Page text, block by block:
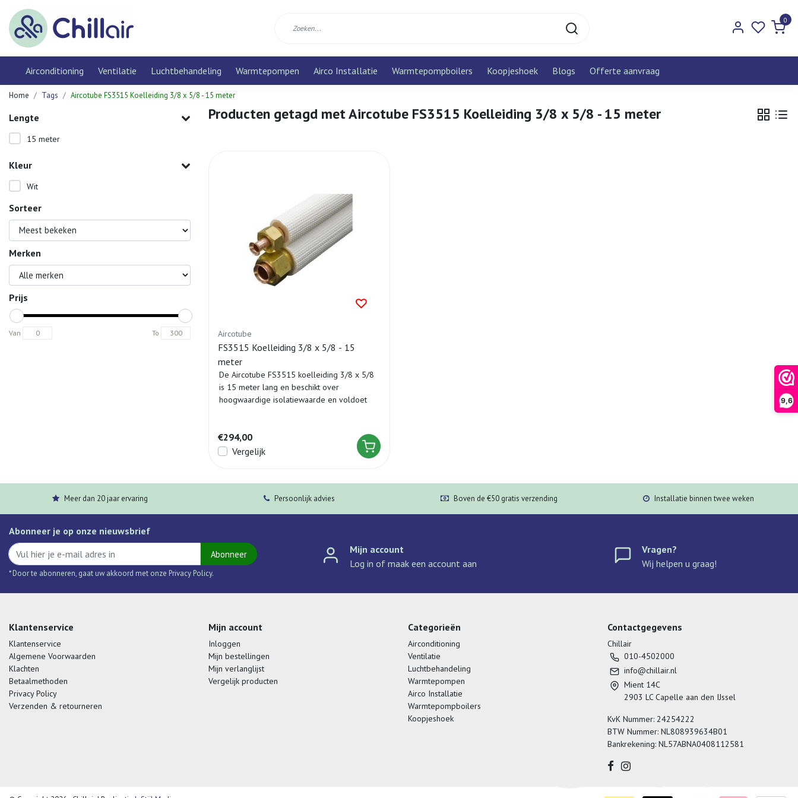
9,6
0
Airconditioning Ventilatie Luchtbehandeling Warmtepompen Airco Installatie Warmtepompboilers Koopjeshoek Blogs Offerte aanvraag
Home Tags Aircotube FS3515 Koelleiding 3/8 x 5/8 - 15 meter
Lengte
15 meter
Kleur
Wit
Sorteer
Merken
Prijs
Van To
Producten getagd met Aircotube FS3515 Koelleiding 3/8 x 5/8 - 15 meter
Aircotube
FS3515 Koelleiding 3/8 x 5/8 - 15
meter
De Aircotube FS3515 koelleiding 3/8 x 5/8
is 15 meter lang en beschikt over
hoogwaardige isolatiewaarde en voldoet
€294,00
Vergelijk
Meer dan 20 jaar ervaring Persoonlijk advies Boven de €50 gratis verzending Installatie binnen twee weken
Abonneer je op onze nieuwsbrief
Abonneer
* Door te abonneren, gaat uw akkoord met onze Privacy Policy.
Mijn account
Log in of maak een account aan
Vragen?
Wij helpen u graag!
Klantenservice
Klantenservice
Algemene Voorwaarden
Klachten
Betaalmethoden
Privacy Policy
Verzenden & retourneren
Mijn account
Inloggen
Mijn bestellingen
Mijn verlanglijst
Vergelijk producten
Categorieën
Airconditioning
Ventilatie
Luchtbehandeling
Warmtepompen
Airco Installatie
Warmtepompboilers
Koopjeshoek
Contactgegevens
Chillair
010-4502000
info@chillair.nl
Mient 14C
2903 LC Capelle aan den IJssel
KvK Nummer: 24254222
BTW Nummer: NL808939634B01
Bankrekening: NL57ABNA0408112581